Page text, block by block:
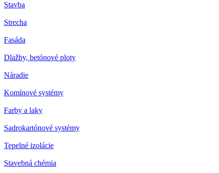
Stavba
Strecha
Fasáda
Dlažby, betónové ploty
Náradie
Komínové systémy
Farby a laky
Sadrokartónové systémy
Tepelné izolácie
Stavebná chémia